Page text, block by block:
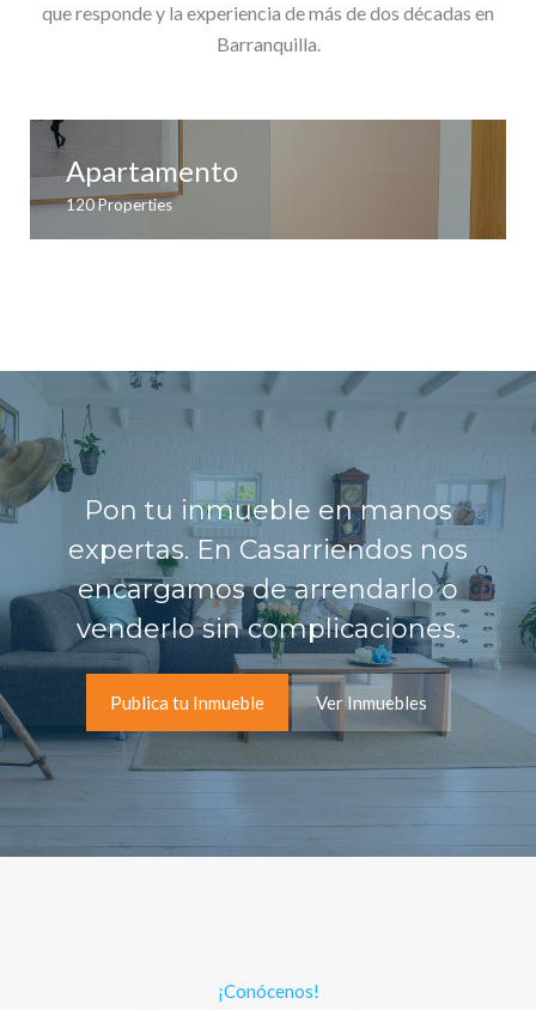
que responde y la experiencia de más de dos décadas en
Barranquilla.
Apartamento
120Properties
Pon tu inmueble en manos
expertas. En Casarriendos nos
encargamos de arrendarlo o
venderlo sin complicaciones.
Publica tu Inmueble Ver Inmuebles
¡Conócenos!